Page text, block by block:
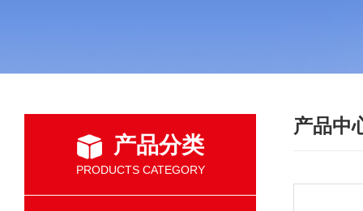
产品分类
PRODUCTS CATEGORY
产品中